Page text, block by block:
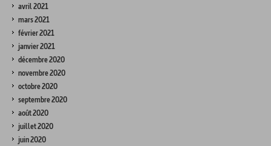
avril 2021
mars 2021
février 2021
janvier 2021
décembre 2020
novembre 2020
octobre 2020
septembre 2020
août 2020
juillet 2020
juin 2020